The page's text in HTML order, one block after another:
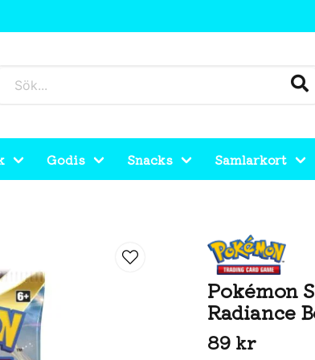
Godis Snacks Samlarkort
Booster Pack
Pokémon
Radiance
89 kr